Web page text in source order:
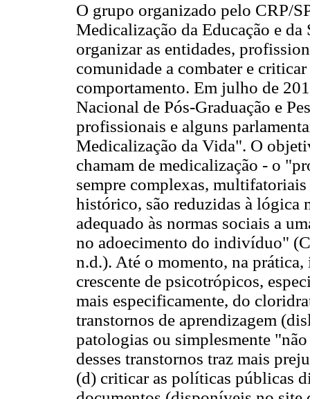
O grupo organizado pelo CRP/
Medicalização da Educação e
organizar as entidades,
comunidade a combater e
comportamento. Em julho de
Nacional de Pós-Graduação e
profissionais e alguns
Medicalização da Vida". O
chamam de medicalização - o
sempre complexas,
histórico, são reduzidas à lógica
adequado às normas sociais a
no adoecimento do indivíduo"
n.d.). Até o momento, na
crescente de psicotrópicos,
mais especificamente, do
transtornos de aprendizagem
patologias ou simplesmente
desses transtornos traz mais
(d) criticar as políticas públicas